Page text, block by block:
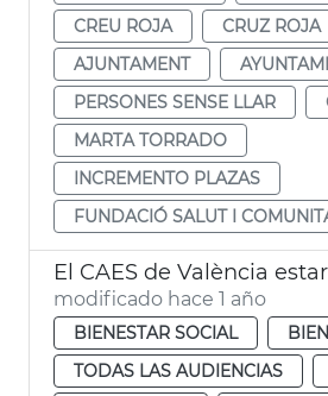
CREU ROJA
CRUZ ROJA
AJUNTAMENT
PERSONES SENSE LLAR
MARTA TORRADO
INCREMENTO PLAZAS
FUNDACIÓ SALUT I
modificado hace 1 año
BIENESTAR SOCIAL
TODAS LAS AUDIENCIAS